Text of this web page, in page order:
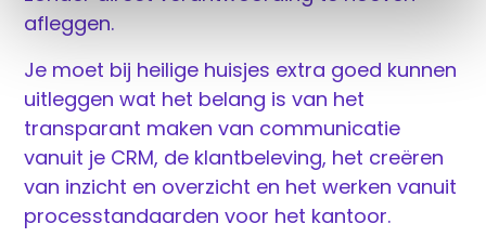
afleggen.
Je moet bij heilige huisjes extra goed kunnen
uitleggen wat het belang is van het
transparant maken van communicatie
vanuit je CRM, de klantbeleving, het creëren
van inzicht en overzicht en het werken vanuit
processtandaarden voor het kantoor.